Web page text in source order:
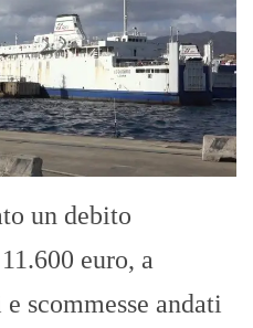
un debito
euro, a
scommesse andati